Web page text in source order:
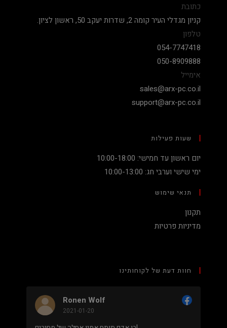
כתובת
קניון מגדלי העיר קומה 2, שדרות יעקב 50, ראשון לציון.
טלפון
054-7747418
050-8909888
אימייל
sales@arx-pc.co.il
support@arx-pc.co.il
שעות פעילות
יום ראשון עד חמישי: 10:00-18:00
ימי שישי וערבי חג: 10:00-13:00
תנאי שימוש
תקנון
מדיניות פרטיות
חוות דעת של לקוחותינו
Ronen Wolf
2021-01-20